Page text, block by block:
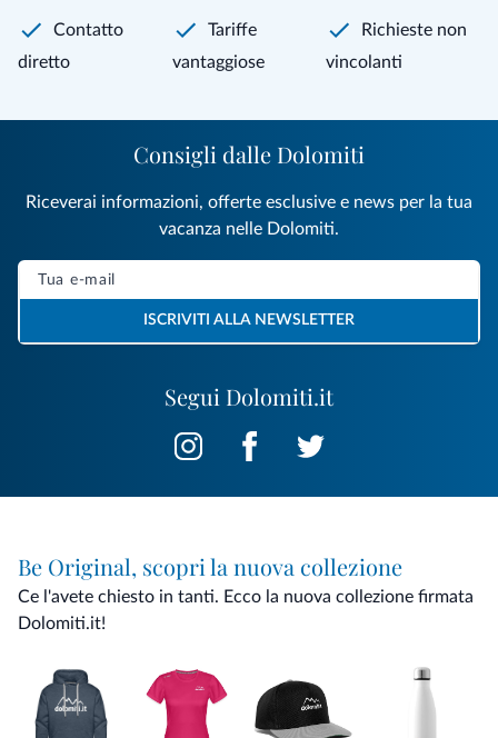
Contatto
diretto
Tariffe
vantaggiose
Richieste non
vincolanti
Segui Dolomiti.it
Consigli dalle Dolomiti
Riceverai informazioni, offerte esclusive e news per la tua
vacanza nelle Dolomiti.
ISCRIVITI ALLA NEWSLETTER
Be Original, scopri la nuova collezione
Ce l'avete chiesto in tanti. Ecco la nuova collezione firmata
Dolomiti.it!